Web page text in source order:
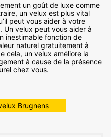
un goût de luxe comme
un velux est plus vital
peut vous aider à votre
velux peut vous aider à
inestimable fonction de
naturel gratuitement à
cela, un velux améliore la
à cause de la présence
chez vous.
Brugnens